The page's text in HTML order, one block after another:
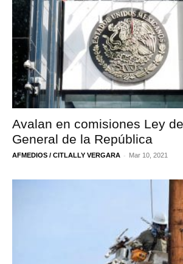
Avalan en comisiones Ley
General de la República
AFMEDIOS / CITLALLY VERGARA - Mar 10, 2021